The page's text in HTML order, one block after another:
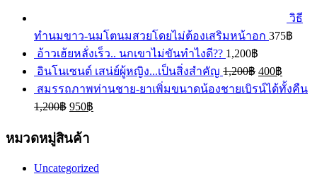
วิธี
ทำนมขาว-นมโตนมสวยโดยไม่ต้องเสริมหน้าอก 375฿
อ้าวเฮ้ยหลั่งเร็ว.. นกเขาไม่ขันทำไงดี?? 1,200฿
อินโนเซนต์ เสน่ย์ผู้หญิง...เป็นสิ่งสำคัญ 1,200฿ 400฿
สมรรถภาพท่านชาย-ยาเพิ่มขนาดน้องชายเบิรน์ได้ทั้งคืน
1,200฿ 950฿
หมวดหมู่สินค้า
Uncategorized